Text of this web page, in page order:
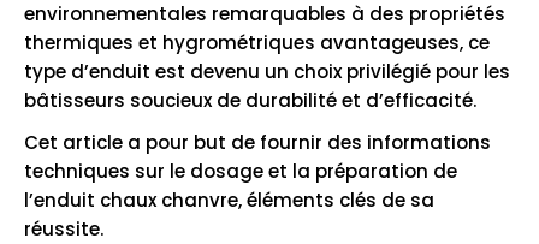
environnementales remarquables à des propriétés
thermiques et hygrométriques avantageuses, ce
type d’enduit est devenu un choix privilégié pour les
bâtisseurs soucieux de durabilité et d’efficacité.
Cet article a pour but de fournir des informations
techniques sur le dosage et la préparation de
l’enduit chaux chanvre, éléments clés de sa
réussite.